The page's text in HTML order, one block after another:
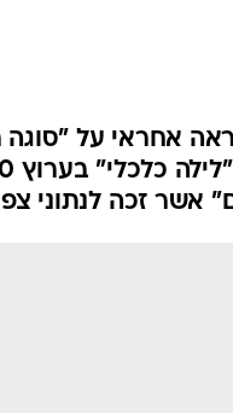
אחראי על
אשר זכה לנתוני